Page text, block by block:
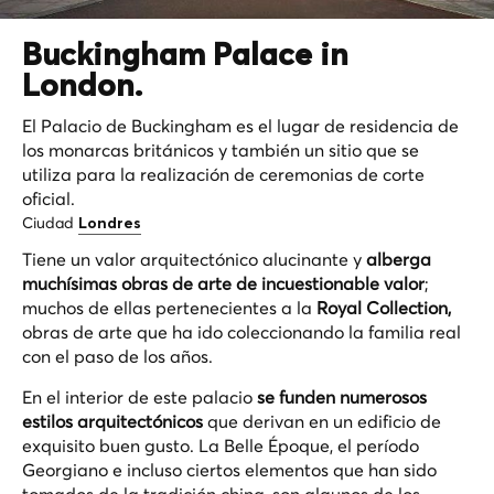
Buckingham Palace in
London.
El Palacio de Buckingham es el lugar de residencia de
los monarcas británicos y también un sitio que se
utiliza para la realización de ceremonias de corte
oficial.
Ciudad Londres
Tiene un valor arquitectónico alucinante y alberga
muchísimas obras de arte de incuestionable valor;
muchos de ellas pertenecientes a la Royal Collection,
obras de arte que ha ido coleccionando la familia real
con el paso de los años.
En el interior de este palacio se funden numerosos
estilos arquitectónicos que derivan en un edificio de
exquisito buen gusto. La Belle Époque, el período
Georgiano e incluso ciertos elementos que han sido